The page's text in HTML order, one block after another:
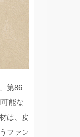
第86
能な
は、皮
ファン